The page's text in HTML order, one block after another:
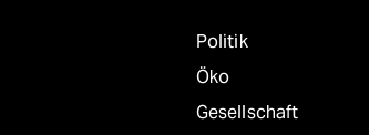
Politik
Öko
Gesellschaft